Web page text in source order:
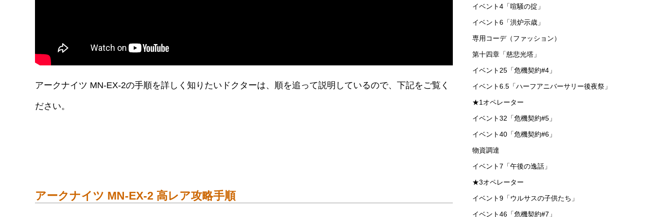
アークナイツ MN-EX-2の手順を詳しく知りたいドクターは、順を追って説明しているので、下記をご覧く
ださい。
アークナイツ MN-EX-2 高レア攻略手順
イベント4「喧騒の掟」
イベント6「洪炉示歳」
専用コーデ（ファッション）
第十四章「慈悲光塔」
イベント25「危機契約#4」
イベント6.5「ハーフアニバーサリー後夜祭」
★1オペレーター
イベント32「危機契約#5」
イベント40「危機契約#6」
物資調達
イベント7「午後の逸話」
★3オペレーター
イベント9「ウルサスの子供たち」
イベント46「危機契約#7」